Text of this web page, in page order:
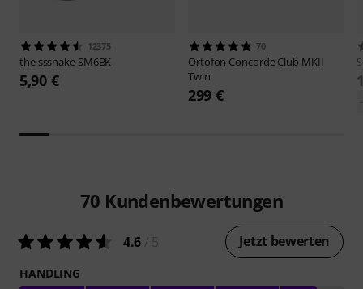
12375
the sssnake SM6BK
5,90 €
70
Ortofon Concorde Club MKII
Twin
299 €
70 Kundenbewertungen
4.6 Jetzt bewerten
HANDLING